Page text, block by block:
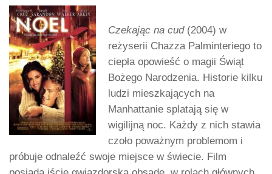
Czekając na cud(2004) w
reżyserii Chazza Palminteriego to
ciepła opowieść o magii Świąt
Bożego Narodzenia. Historie kilku
ludzi mieszkających na
Manhattanie splatają się w
wigilijną noc. Każdy z nich stawia
czoło poważnym problemom i
próbuje odnaleźć swoje miejsce w świecie. Film